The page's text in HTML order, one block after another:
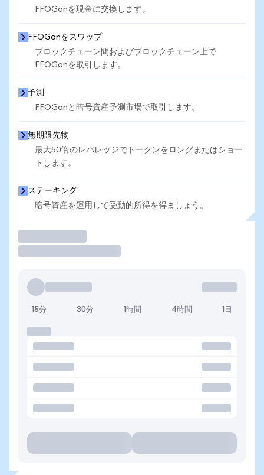
FFOGonを現金に交換します。
FFOGonをスワップ
ブロックチェーン間およびブロックチェーン上で
FFOGonを取引します。
予測
FFOGonと暗号資産予測市場で取引します。
無期限先物
最大50倍のレバレッジでトークンをロングまたはショー
トします。
ステーキング
暗号資産を運用して受動的所得を得ましょう。
15分 30分 1時間 4時間 1日